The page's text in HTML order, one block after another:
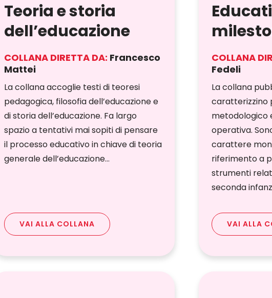
Teoria e storia
dell’educazione
COLLANA DIRETTA DA: Francesco
Mattei
La collana accoglie testi di teoresi
pedagogica, filosofia dell’educazione e
di storia dell’educazione. Fa largo
spazio a tentativi mai sopiti di pensare
il processo educativo in chiave di teoria
generale dell’educazione…
VAI ALLA COLLANA
COLLANA
Fedeli
La collana
caratterizzino
metodologico
operativa.
carattere
riferimento a
strumenti
seconda
VAI ALLA